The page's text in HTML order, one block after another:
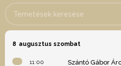
8 augusztus szombat
11:00